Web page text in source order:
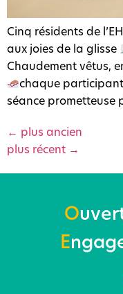
Cinq résidents de
aux joies de la glisse
Chaudement vêtus,
chaque
séance prometteuse
← plus ancien
plus récent →
O
E